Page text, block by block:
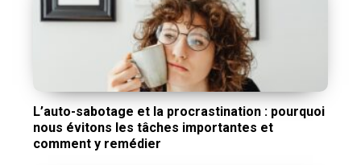
L’auto-sabotage et la procrastination : pourquoi
nous évitons les tâches importantes et
comment y remédier